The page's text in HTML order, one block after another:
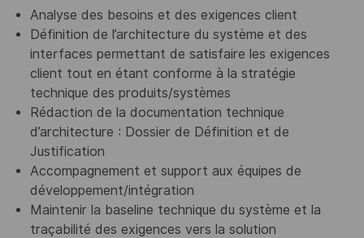
Analyse des besoins et des exigences client
Définition de l’architecture du système et des
interfaces permettant de satisfaire les exigences
client tout en étant conforme à la stratégie
technique des produits/systèmes
Rédaction de la documentation technique
d’architecture : Dossier de Définition et de
Justification
Accompagnement et support aux équipes de
développement/intégration
Maintenir la baseline technique du système et la
traçabilité des exigences vers la solution